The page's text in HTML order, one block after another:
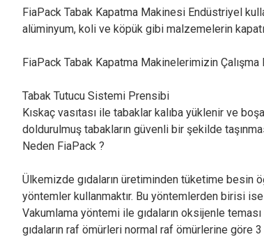
FiaPack Tabak Kapatma Makinesi Endüstriyel
alüminyum, koli ve köpük gibi malzemelerin
FiaPack Tabak Kapatma Makinelerimizin
Tabak Tutucu Sistemi Prensibi
Kıskaç vasıtası ile tabaklar kalıba yüklenir ve
doldurulmuş tabakların güvenli bir şekilde
Neden FiaPack ?
Ülkemizde gıdaların üretiminden tüketime besin
yöntemler kullanmaktır. Bu yöntemlerden birisi
Vakumlama yöntemi ile gıdaların oksijenle
gıdaların raf ömürleri normal raf ömürlerine göre